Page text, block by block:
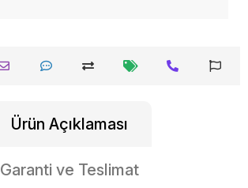
Ürün Açıklaması
Garanti ve Teslimat